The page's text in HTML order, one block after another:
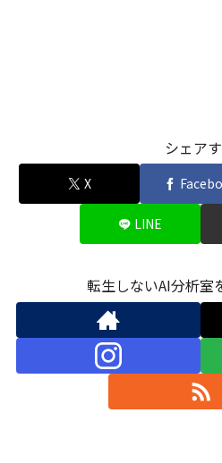
シェア
X
LINE
転生しないAI分析室